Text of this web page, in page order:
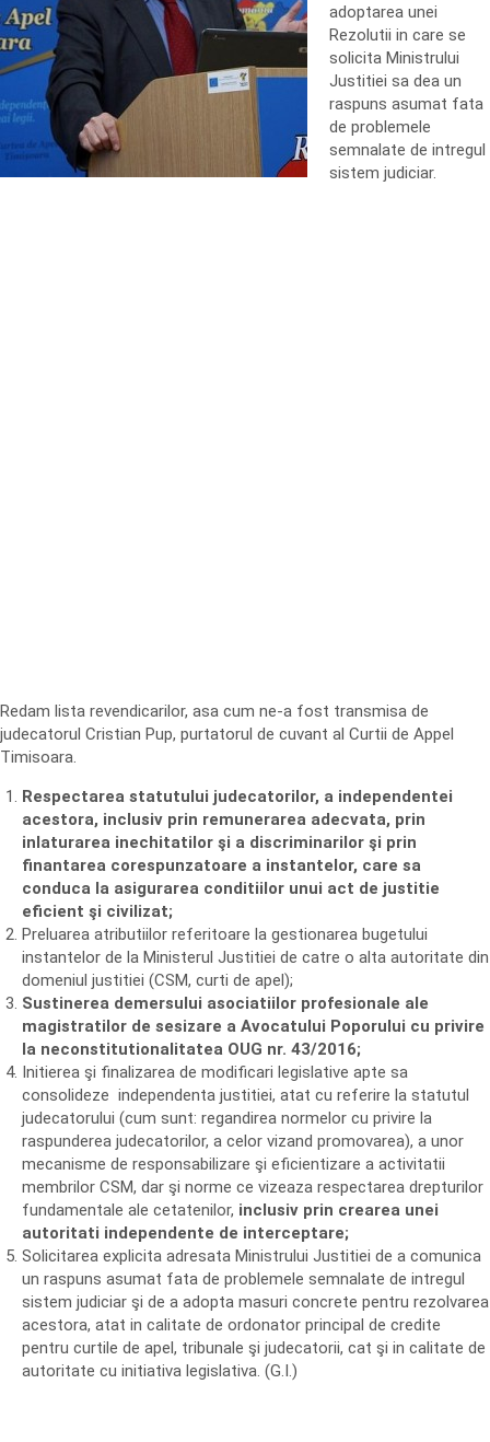
adoptarea unei
Rezolutii in care se
solicita Ministrului
Justitiei sa dea un
raspuns asumat fata
de problemele
semnalate de intregul
sistem judiciar.
Redam lista revendicarilor, asa cum ne-a fost transmisa de
judecatorul Cristian Pup, purtatorul de cuvant al Curtii de Appel
Timisoara.
Respectarea statutului judecatorilor, a independentei
acestora, inclusiv prin remunerarea adecvata, prin
inlaturarea inechitatilor şi a discriminarilor şi prin
finantarea corespunzatoare a instantelor, care sa
conduca la asigurarea conditiilor unui act de justitie
eficient şi civilizat;
Preluarea atributiilor referitoare la gestionarea bugetului
instantelor de la Ministerul Justitiei de catre o alta autoritate din
domeniul justitiei (CSM, curti de apel);
Sustinerea demersului asociatiilor profesionale ale
magistratilor de sesizare a Avocatului Poporului cu privire
la neconstitutionalitatea OUG nr. 43/2016;
Initierea şi finalizarea de modificari legislative apte sa
consolideze independenta justitiei, atat cu referire la statutul
judecatorului (cum sunt: regandirea normelor cu privire la
raspunderea judecatorilor, a celor vizand promovarea), a unor
mecanisme de responsabilizare şi eficientizare a activitatii
membrilor CSM, dar şi norme ce vizeaza respectarea drepturilor
fundamentale ale cetatenilor, inclusiv prin crearea unei
autoritati independente de interceptare;
Solicitarea explicita adresata Ministrului Justitiei de a comunica
un raspuns asumat fata de problemele semnalate de intregul
sistem judiciar şi de a adopta masuri concrete pentru rezolvarea
acestora, atat in calitate de ordonator principal de credite
pentru curtile de apel, tribunale şi judecatorii, cat şi in calitate de
autoritate cu initiativa legislativa. (G.I.)